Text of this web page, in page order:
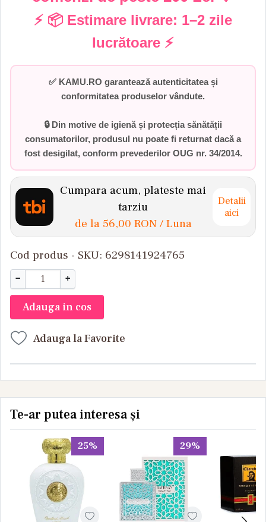
⚡ 📦 Estimare livrare: 1–2 zile
lucrătoare ⚡
✅ KAMU.RO garantează autenticitatea și
conformitatea produselor vândute.
🔒 Din motive de igienă și protecția sănătății
consumatorilor, produsul nu poate fi returnat dacă a
fost desigilat, conform prevederilor OUG nr. 34/2014.
Cumpara acum, plateste mai
tarziu
de la 56,00 RON / Luna
Detalii
aici
Cod produs - SKU 6298141924765
− +
Adauga in cos
Adauga la Favorite
Te-ar putea interesa și
25% 29%